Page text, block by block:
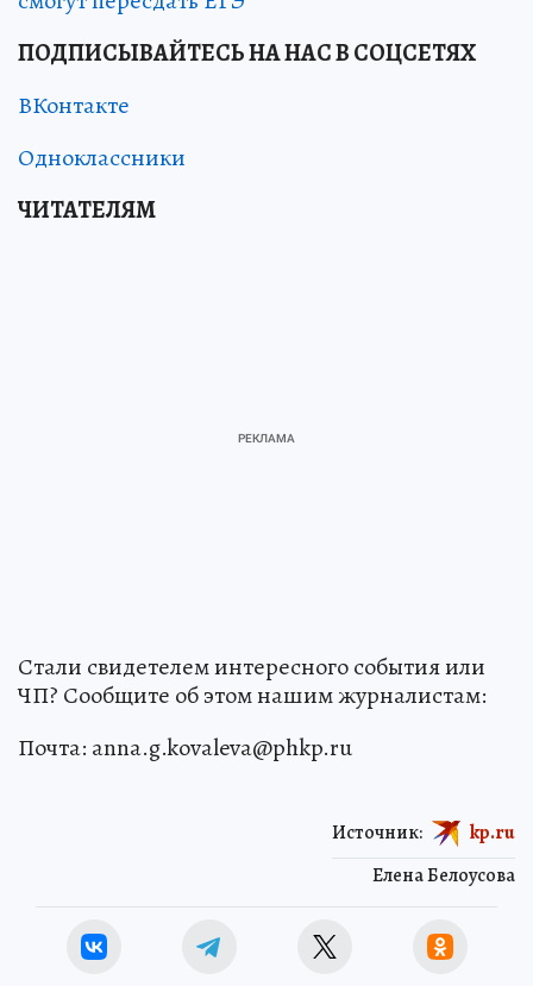
ПОДПИСЫВАЙТЕСЬ НА НАС В СОЦСЕТЯХ
ВКонтакте
Одноклассники
ЧИТАТЕЛЯМ
Стали свидетелем интересного события или
ЧП? Сообщите об этом нашим журналистам:
Почта: anna.g.kovaleva@phkp.ru
Елена Белоусова
Источник: kp.ru